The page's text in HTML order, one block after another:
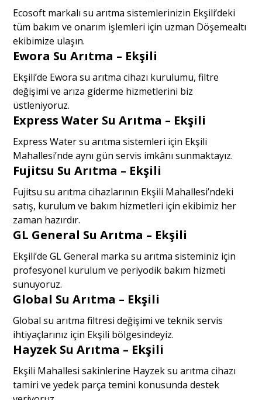
Ecosoft markalı su arıtma sistemlerinizin Ekşili’deki
tüm bakım ve onarım işlemleri için uzman Döşemealtı
ekibimize ulaşın.
Ewora Su Arıtma – Ekşili
Ekşili’de Ewora su arıtma cihazı kurulumu, filtre
değişimi ve arıza giderme hizmetlerini biz
üstleniyoruz.
Express Water Su Arıtma – Ekşili
Express Water su arıtma sistemleri için Ekşili
Mahallesi’nde aynı gün servis imkânı sunmaktayız.
Fujitsu Su Arıtma – Ekşili
Fujitsu su arıtma cihazlarının Ekşili Mahallesi’ndeki
satış, kurulum ve bakım hizmetleri için ekibimiz her
zaman hazırdır.
GL General Su Arıtma – Ekşili
Ekşili’de GL General marka su arıtma sisteminiz için
profesyonel kurulum ve periyodik bakım hizmeti
sunuyoruz.
Global Su Arıtma – Ekşili
Global su arıtma filtresi değişimi ve teknik servis
ihtiyaçlarınız için Ekşili bölgesindeyiz.
Hayzek Su Arıtma – Ekşili
Ekşili Mahallesi sakinlerine Hayzek su arıtma cihazı
tamiri ve yedek parça temini konusunda destek